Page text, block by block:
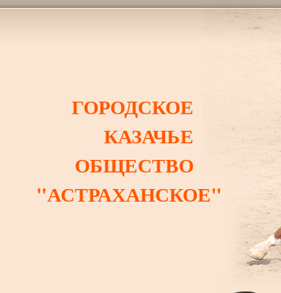
ГОРОДСКОЕ
КАЗАЧЬЕ
ОБЩЕСТВО
"АСТРАХАНСКОЕ"